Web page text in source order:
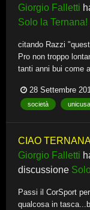
Giorgio Falletti
Solo la Ternana!
citando Razzi
Pro non troppo
tanti anni bui come
28 Settembre
società
CIAO TERNANA
Giorgio Falletti
discussione
Passi il CorSport
qualcosa in